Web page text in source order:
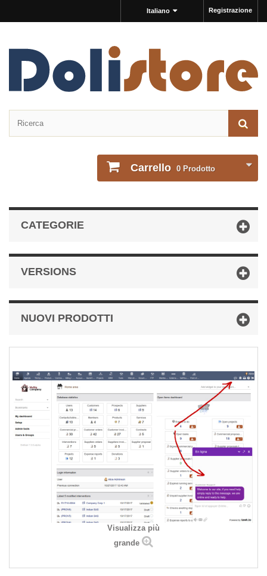
Registrazione
Italiano
Carrello 0 Prodotto
CATEGORIE
VERSIONS
NUOVI PRODOTTI
Visualizza più
grande